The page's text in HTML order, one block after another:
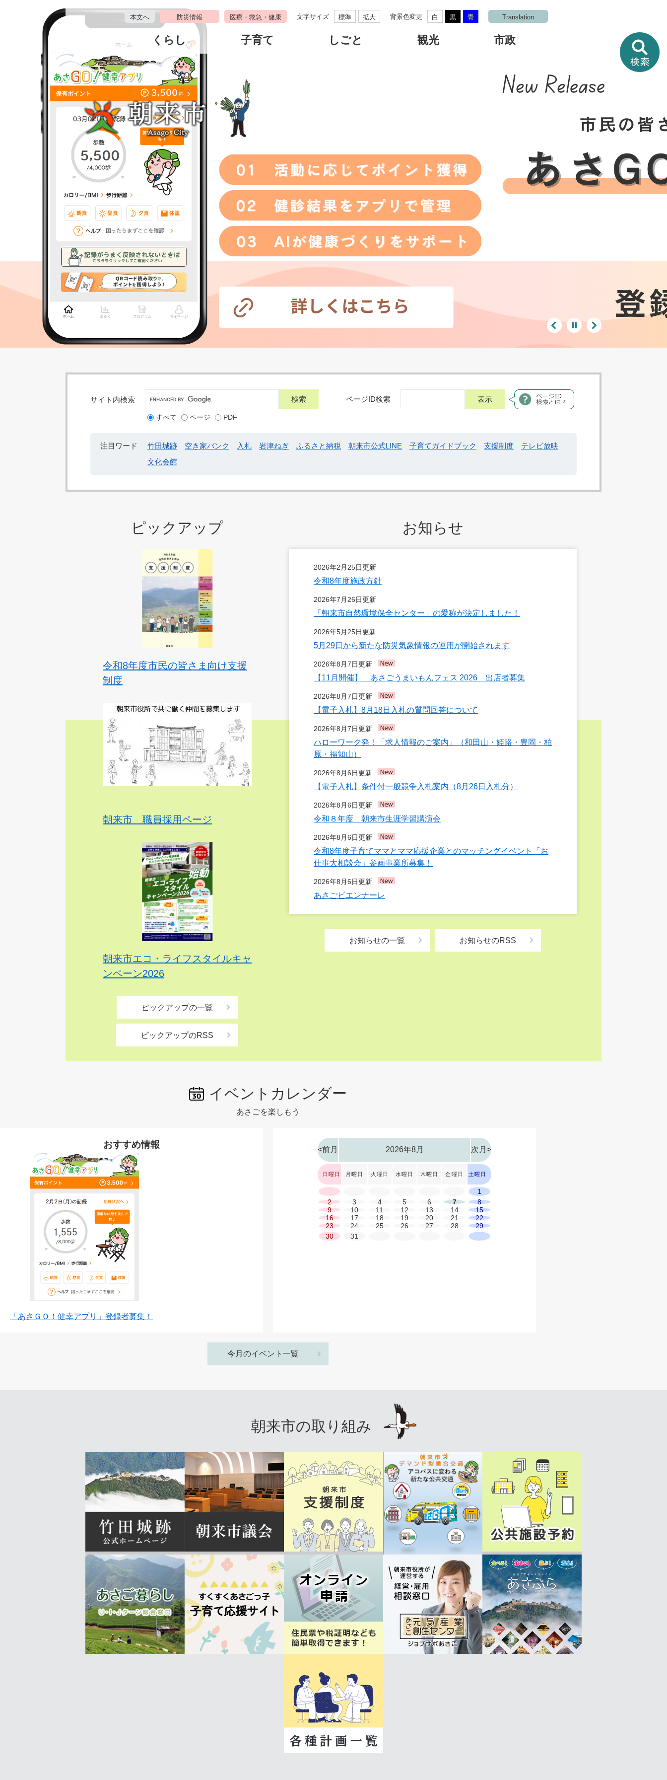
本文へ 防災情報 医療・救急・健康 文字サイズ 標準 拡大 背景色変更 白 黒 青 Translation
くらし 子育て しごと 観光 市政
サイト内検索
すべて ページ PDF
ページID検索
注目ワード 竹田城跡 空き家バンク 入札 岩津ねぎ ふるさと納税 朝来市公式LINE 子育てガイドブック 支援制度
テレビ放映
文化会館
ピックアップ
令和8年度市民の皆さま向け支援
制度
朝来市 職員採用ページ
朝来市エコ・ライフスタイルキャ
ンペーン2026
ピックアップの一覧
ピックアップのRSS
お知らせ
2026年2月25日更新
令和8年度施政方針
2026年7月26日更新
「朝来市自然環境保全センター」の愛称が決定しました！
2026年5月25日更新
5月29日から新たな防災気象情報の運用が開始されます
2026年8月7日更新
【11月開催】 あさごうまいもんフェス 2026 出店者募集
2026年8月7日更新
【電子入札】8月18日入札の質問回答について
2026年8月7日更新
ハローワーク発！「求人情報のご案内」（和田山・姫路・豊岡・柏
原・福知山）
2026年8月6日更新
【電子入札】条件付一般競争入札案内（8月26日入札分）
2026年8月6日更新
令和８年度 朝来市生涯学習講演会
2026年8月6日更新
令和8年度子育てママとママ応援企業とのマッチングイベント「お
仕事大相談会」参画事業所募集！
2026年8月6日更新
あさごビエンナーレ
お知らせの一覧 お知らせのRSS
イベントカレンダー
あさごを楽しもう
おすすめ情報
「あさＧＯ！健幸アプリ」登録者募集！
<前月 2026年8月 次月>
日曜日 月曜日 火曜日 水曜日 木曜日 金曜日 土曜日
1
2
3 4 5 6 7
8
9
10 11 12 13 14
15
16
17 18 19 20 21
22
23
24 25 26 27 28
29
30
31
今月のイベント一覧
朝来市の取り組み
情
報
す
ボ
ン